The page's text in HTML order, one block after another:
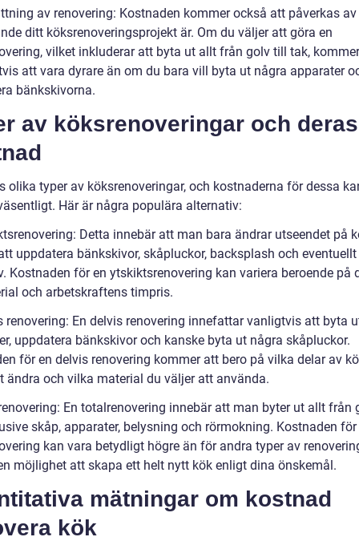
av renovering: Kostnaden kommer också att påverkas
ditt köksrenoveringsprojekt är. Om du väljer att göra en
vilket inkluderar att byta ut allt från golv till tak,
att vara dyrare än om du bara vill byta ut några apparater
bänkskivorna.
av köksrenoveringar och deras
olika typer av köksrenoveringar, och kostnaderna för dessa
Här är några populära alternativ:
Detta innebär att man bara ändrar utseendet på
uppdatera bänkskivor, skåpluckor, backsplash och
Kostnaden för en ytskiktsrenovering kan variera beroende på
och arbetskraftens timpris.
renovering: En delvis renovering innefattar vanligtvis att byta
uppdatera bänkskivor och kanske byta ut några skåpluckor.
för en delvis renovering kommer att bero på vilka delar av
ändra och vilka material du väljer att använda.
En totalrenovering innebär att man byter ut allt från
skåp, apparater, belysning och rörmokning. Kostnaden för
kan vara betydligt högre än för andra typer av
möjlighet att skapa ett helt nytt kök enligt dina önskemål.
mätningar om kostnad
kök